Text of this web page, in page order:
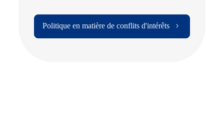
Politique en matière de conflits d'intérêts